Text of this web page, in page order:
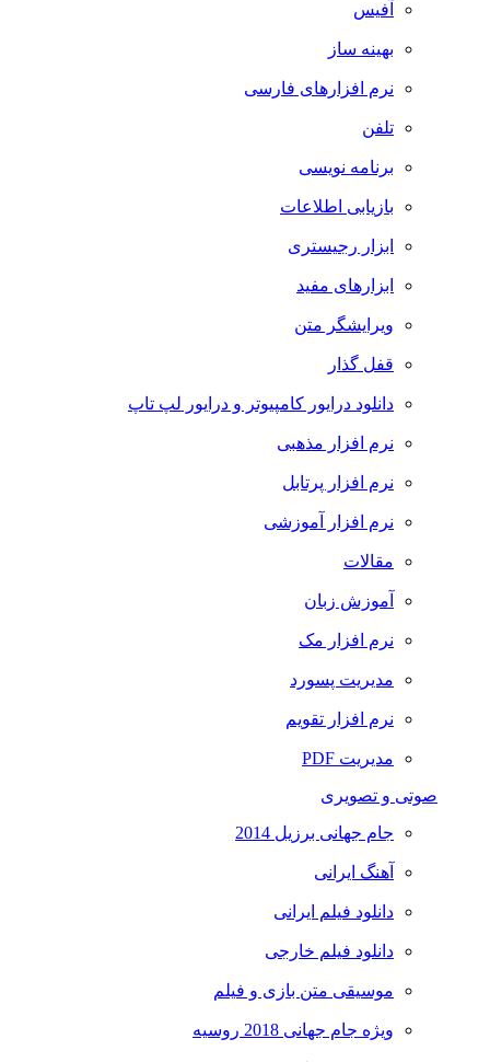
آفیس
بهینه ساز
نرم افزارهای فارسی
تلفن
برنامه نویسی
بازیابی اطلاعات
ابزار رجیستری
ابزارهای مفید
ویرایشگر متن
قفل گذار
دانلود درایور کامپیوتر و درایور لپ تاپ
نرم افزار مذهبی
نرم افزار پرتابل
نرم افزار آموزشی
مقالات
آموزش زبان
نرم افزار مک
مدیریت پسورد
نرم افزار تقویم
مدیریت PDF
صوتی و تصویری
جام جهانی برزیل 2014
آهنگ ایرانی
دانلود فیلم ایرانی
دانلود فیلم خارجی
موسیقی متن بازی و فیلم
ویژه جام جهانی 2018 روسیه